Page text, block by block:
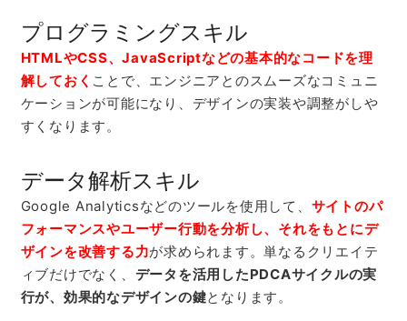
プログラミングスキル
HTMLやCSS、JavaScriptなどの基本的なコードを理
解しておく ことで、エンジニアとのスムーズなコミュニ
ケーションが可能になり、デザインの実装や調整がしや
すくなります。
データ解析スキル
Google Analyticsなどのツールを使用して、 サイトのパ
フォーマンスやユーザー行動を分析し、それをもとにデ
ザインを改善する力が求められます。単なるクリエイテ
ィブだけでなく、 データを活用したPDCAサイクルの実
行が、効果的なデザインの鍵となります。